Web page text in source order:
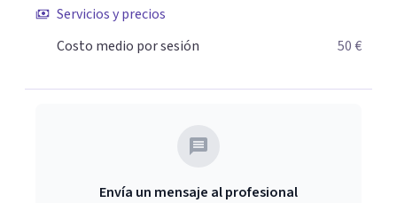
persona, a parte de solucionar su problemática. Se puede
También se puede realizar el pago por medio de
Servicios y precios
Costo medio por sesión
50 €
Envía un mensaje al profesional